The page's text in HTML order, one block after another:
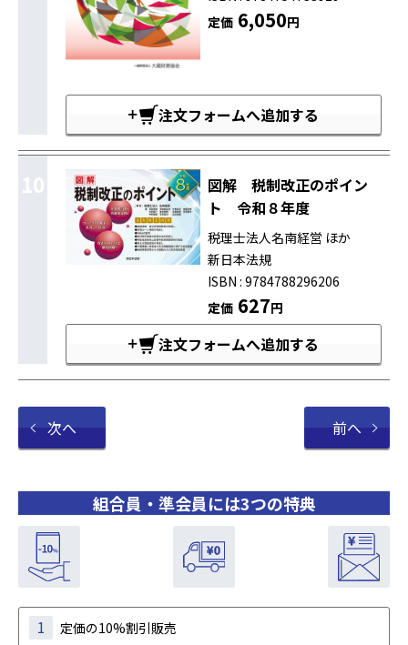
組合員・準会員には3つの特典
1 定価の10%割引販売
定価6,050円
注文フォームへ追加する
10
図解 税制改正のポイン
ト 令和８年度
税理士法人名南経営 ほか
新日本法規
ISBN : 9784788296206
定価627円
注文フォームへ追加する
次へ 前へ